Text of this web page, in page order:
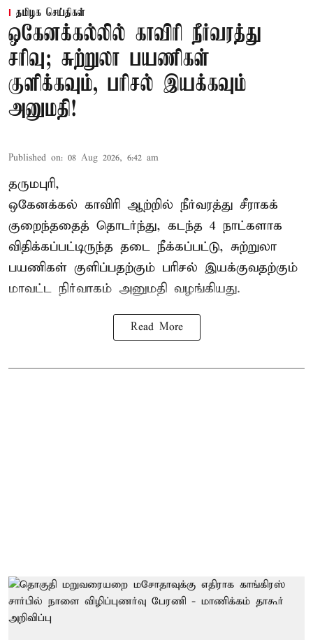
தமிழக செய்திகள்
ஒகேனக்கல்லில் காவிரி நீர்வரத்து
சரிவு; சுற்றுலா பயணிகள்
குளிக்கவும், பரிசல் இயக்கவும்
அனுமதி!
Published on: 08 Aug 2026, 6:42 am
தருமபுரி,
ஒகேனக்கல் காவிரி ஆற்றில் நீர்வரத்து சீராகக்
குறைந்ததைத் தொடர்ந்து, கடந்த 4 நாட்களாக
விதிக்கப்பட்டிருந்த தடை நீக்கப்பட்டு, சுற்றுலா
பயணிகள் குளிப்பதற்கும் பரிசல் இயக்குவதற்கும்
மாவட்ட நிர்வாகம் அனுமதி வழங்கியது.
Read More